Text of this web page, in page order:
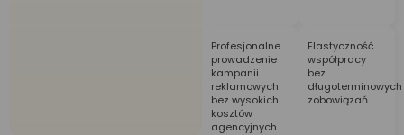
Profesjonalne
prowadzenie
kampanii
reklamowych
bez wysokich
kosztów
agencyjnych
Elastyczność
współpracy
bez
długoterminowych
zobowiązań